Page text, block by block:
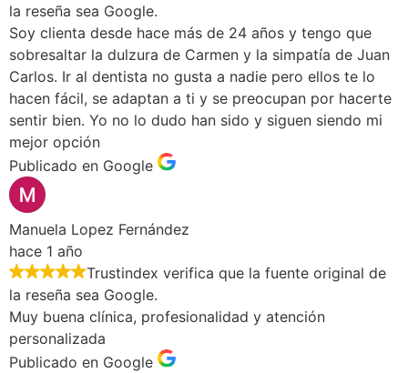
la reseña sea Google.
Soy clienta desde hace más de 24 años y tengo que
sobresaltar la dulzura de Carmen y la simpatía de Juan
Carlos. Ir al dentista no gusta a nadie pero ellos te lo
hacen fácil, se adaptan a ti y se preocupan por hacerte
sentir bien. Yo no lo dudo han sido y siguen siendo mi
mejor opción
Publicado en Google
Manuela Lopez Fernández
hace 1 año
Trustindex verifica que la fuente original de
la reseña sea Google.
Muy buena clínica, profesionalidad y atención
personalizada
Publicado en Google